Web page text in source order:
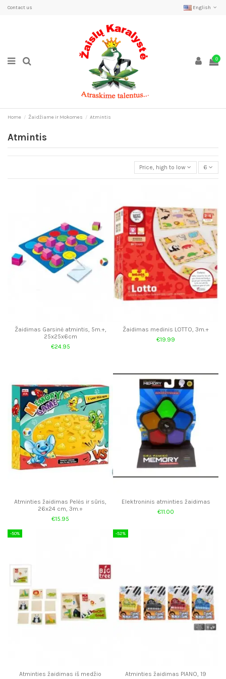
Contact us English
0
Home Žaidžiame ir Mokomes Atmintis
Atmintis
Price, high to low 6
Žaidimas Garsinė atmintis, 5m.+,
25x25x6cm
€24.95
Žaidimas medinis LOTTO, 3m.+
€19.99
Atminties žaidimas Pelės ir sūris,
26x24 cm, 3m.+
€15.95
Elektroninis atminties žaidimas
€11.00
-50%
Atminties žaidimas iš medžio
-52%
Atminties žaidimas PIANO, 19